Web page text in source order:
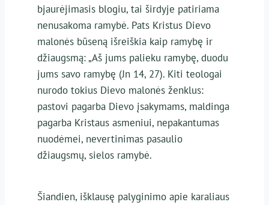
bjaurėjimasis blogiu, tai širdyje patiriama
nenusakoma ramybė. Pats Kristus Dievo
malonės būseną išreiškia kaip ramybę ir
džiaugsmą: „Aš jums palieku ramybę, duodu
jums savo ramybę (Jn 14, 27). Kiti teologai
nurodo tokius Dievo malonės ženklus:
pastovi pagarba Dievo įsakymams, maldinga
pagarba Kristaus asmeniui, nepakantumas
nuodėmei, nevertinimas pasaulio
džiaugsmų, sielos ramybė.
Šiandien, išklausę palyginimo apie karaliaus